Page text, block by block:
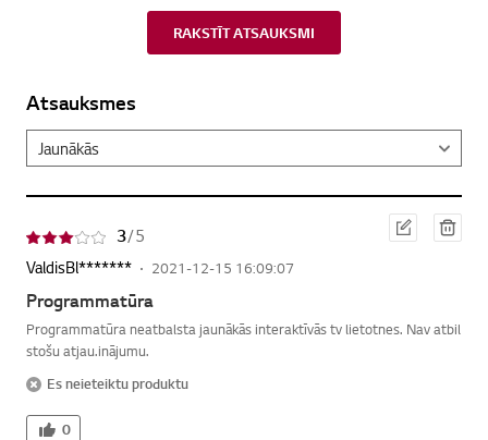
RAKSTĪT ATSAUKSMI
Atsauksmes
3/ 5
ValdisBl*******
2021-12-15 16:09:07
Programmatūra
Programmatūra neatbalsta jaunākās interaktīvās tv lietotnes. Nav atbil
stošu atjau.inājumu.
Es neieteiktu produktu
Red
iģēt
Dzē
st
0